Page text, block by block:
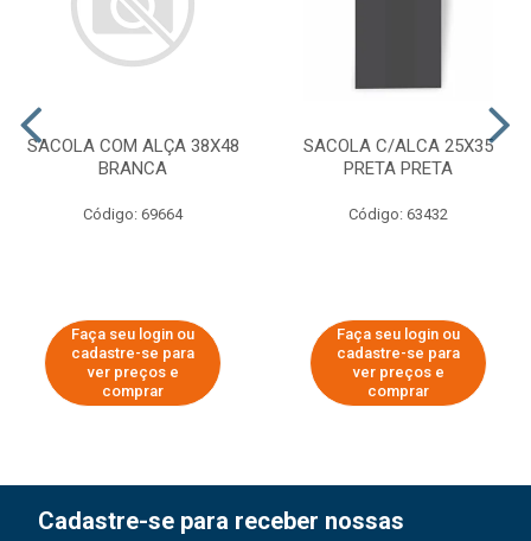
SACOLA COM ALÇA 38X48
BRANCA
Código: 69664
Faça seu login ou
cadastre-se para
ver preços e
comprar
SACOLA C/ALCA 25X35
PRETA PRETA
Código: 63432
Faça seu login ou
cadastre-se para
ver preços e
comprar
Cadastre-se para receber nossas